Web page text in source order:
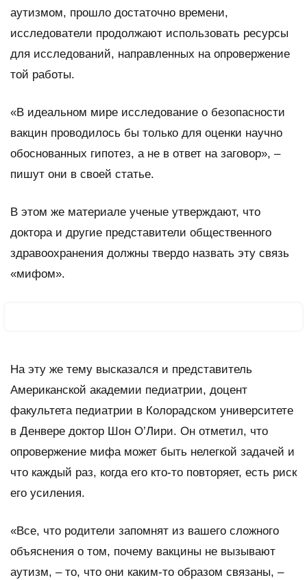
аутизмом, прошло достаточно времени,
исследователи продолжают использовать ресурсы
для исследований, направленных на опровержение
той работы.
«В идеальном мире исследование о безопасности
вакцин проводилось бы только для оценки научно
обоснованных гипотез, а не в ответ на заговор», –
пишут они в своей статье.
В этом же материале ученые утверждают, что
доктора и другие представители общественного
здравоохранения должны твердо назвать эту связь
«мифом».
На эту же тему высказался и представитель
Американской академии педиатрии, доцент
факультета педиатрии в Колорадском университете
в Денвере доктор Шон О’Лири. Он отметил, что
опровержение мифа может быть нелегкой задачей и
что каждый раз, когда его кто-то повторяет, есть риск
его усиления.
«Все, что родители запомнят из вашего сложного
объяснения о том, почему вакцины не вызывают
аутизм, – то, что они каким-то образом связаны, –